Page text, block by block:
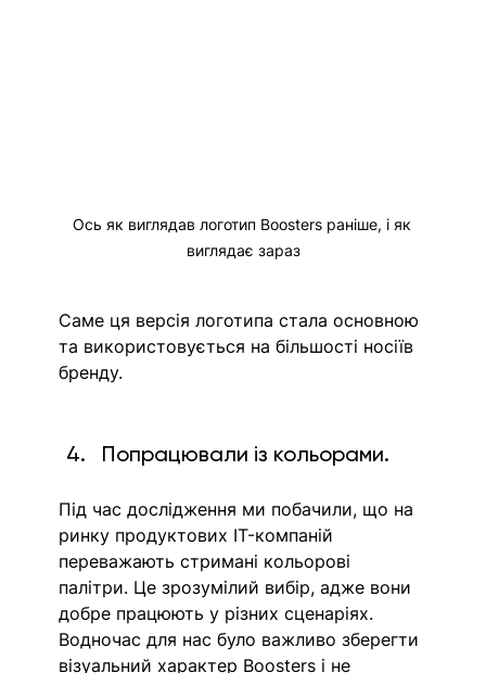
Ось як виглядав логотип Boosters раніше, і як
виглядає зараз
Саме ця версія логотипа стала основною
та використовується на більшості носіїв
бренду.
Попрацювали із кольорами.
Під час дослідження ми побачили, що на
ринку продуктових IT-компаній
переважають стримані кольорові
палітри. Це зрозумілий вибір, адже вони
добре працюють у різних сценаріях.
Водночас для нас було важливо зберегти
візуальний характер Boosters і не